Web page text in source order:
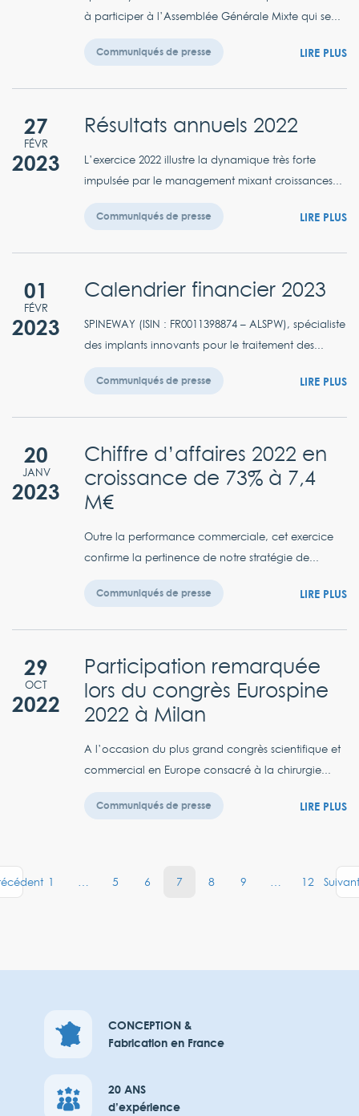
à participer à l’Assemblée Générale Mixte qui se...
Communiqués de presse LIRE PLUS
27
FÉVR
2023
Résultats annuels 2022
L’exercice 2022 illustre la dynamique très forte
impulsée par le management mixant croissances...
Communiqués de presse LIRE PLUS
01
FÉVR
2023
Calendrier financier 2023
SPINEWAY (ISIN : FR0011398874 – ALSPW), spécialiste
des implants innovants pour le traitement des...
Communiqués de presse LIRE PLUS
20
JANV
2023
Chiffre d’affaires 2022 en
croissance de 73% à 7,4
M€
Outre la performance commerciale, cet exercice
confirme la pertinence de notre stratégie de...
Communiqués de presse LIRE PLUS
29
OCT
2022
Participation remarquée
lors du congrès Eurospine
2022 à Milan
A l’occasion du plus grand congrès scientifique et
commercial en Europe consacré à la chirurgie...
Communiqués de presse LIRE PLUS
1 … 5 6 7 8 9 … 12 Suivant
CONCEPTION &
Fabrication en France
20 ANS
d’expérience